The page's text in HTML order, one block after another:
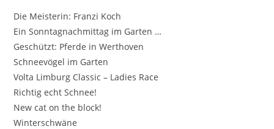
Die Meisterin: Franzi Koch
Ein Sonntagnachmittag im Garten …
Geschützt: Pferde in Werthoven
Schneevögel im Garten
Volta Limburg Classic – Ladies Race
Richtig echt Schnee!
New cat on the block!
Winterschwäne